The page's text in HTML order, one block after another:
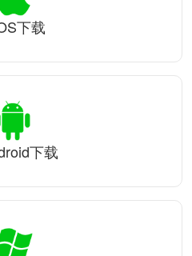
下载
下载